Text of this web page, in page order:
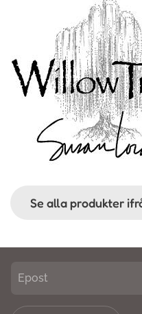
Se alla produkter